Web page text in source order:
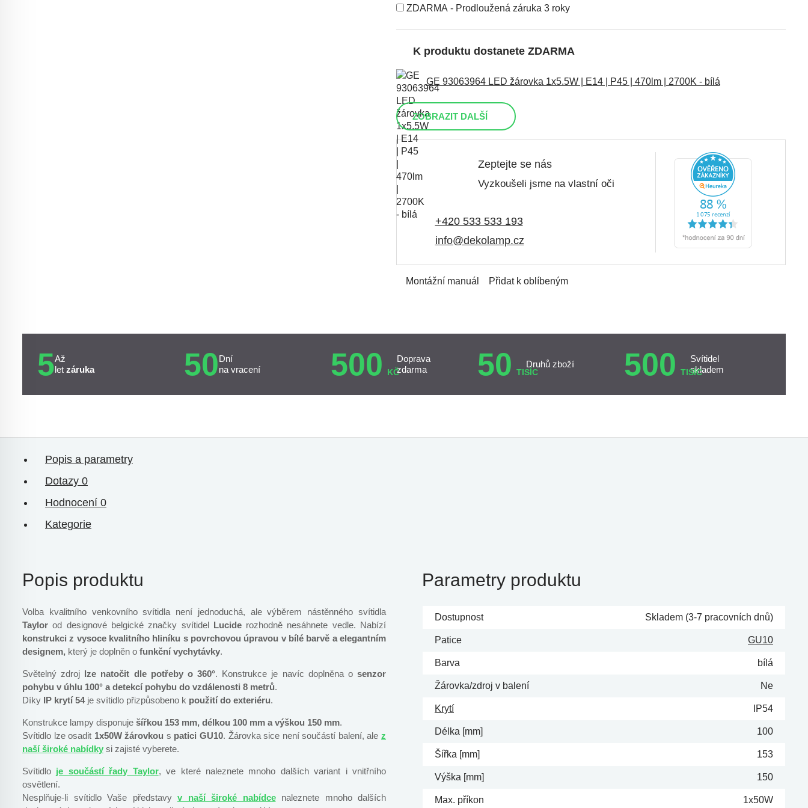
ZDARMA - Prodloužená záruka 3 roky
K produktu dostanete ZDARMA
GE 93063964 LED žárovka 1x5.5W | E14 | P45 | 470lm | 2700K - bílá
ZOBRAZIT DALŠÍ
Zeptejte se nás
Vyzkoušeli jsme na vlastní oči
+420 533 533 193
info@dekolamp.cz
Montážní manuál Přidat k oblíbeným
5Až
let záruka 50Dní
na vracení
500 KČ
Doprava
zdarma
50 TISÍC
Druhů zboží 500 TISÍC
Svítidel
skladem
Popis a parametry
Dotazy 0
Hodnocení 0
Kategorie
Popis produktu
Volba kvalitního venkovního svítidla není jednoduchá, ale výběrem nástěnného svítidla
Taylor od designové belgické značky svítidel Lucide rozhodně nesáhnete vedle. Nabízí
konstrukci z vysoce kvalitního hliníku s povrchovou úpravou v bílé barvě a elegantním
designem, který je doplněn o funkční vychytávky.
Světelný zdroj lze natočit dle potřeby o 360°. Konstrukce je navíc doplněna osenzor
pohybu v úhlu 100° a detekcí pohybu do vzdálenosti 8 metrů.
Díky IP krytí 54 je svítidlo přizpůsobeno k použití do exteriéru.
Konstrukce lampy disponuje šířkou 153 mm, délkou 100 mm a výškou 150 mm.
Svítidlo lze osadit 1x50W žárovkou s patici GU10. Žárovka sice není součástí balení, alez
naší široké nabídky si zajisté vyberete.
Svítidlo je součástí řady Taylor, ve které naleznete mnoho dalších variant i vnitřního
osvětlení.
Nesplňuje-li svítidlo Vaše představy v naší široké nabídcenaleznete mnoho dalších
Parametry produktu
Dostupnost Skladem (3-7 pracovních dnů)
Patice GU10
Barva bílá
Žárovka/zdroj v balení Ne
Krytí IP54
Délka [mm] 100
Šířka [mm] 153
Výška [mm] 150
Max. příkon 1x50W